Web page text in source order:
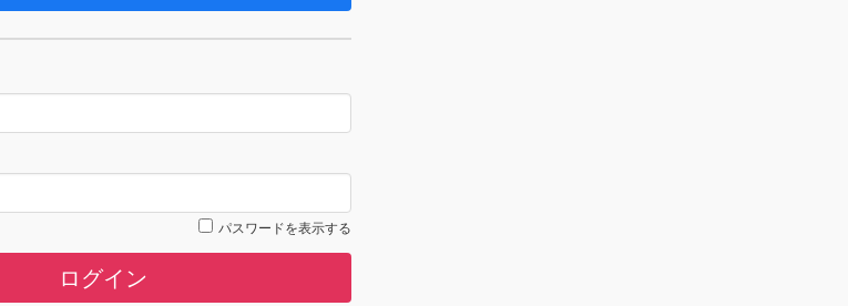
パスワードを表示する
ログイン